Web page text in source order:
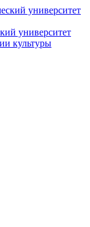
университет
культуры